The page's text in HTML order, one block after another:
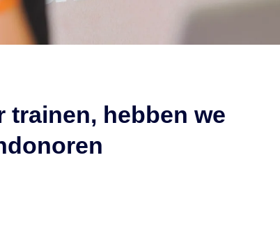
trainen, hebben we